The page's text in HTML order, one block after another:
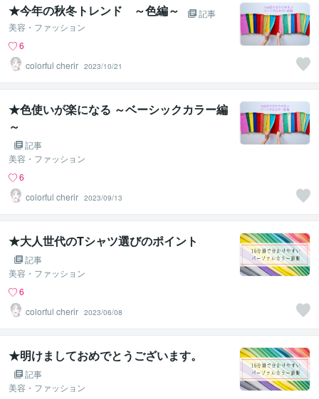
★今年の秋冬トレンド ～色編～
記事
美容・ファッション
6
colorful cherir 2023/10/21
★色使いが楽になる ～ベーシックカラー編
～
記事
美容・ファッション
6
colorful cherir 2023/09/13
★大人世代のTシャツ選びのポイント
記事
美容・ファッション
6
colorful cherir 2023/06/08
★明けましておめでとうございます。
記事
美容・ファッション